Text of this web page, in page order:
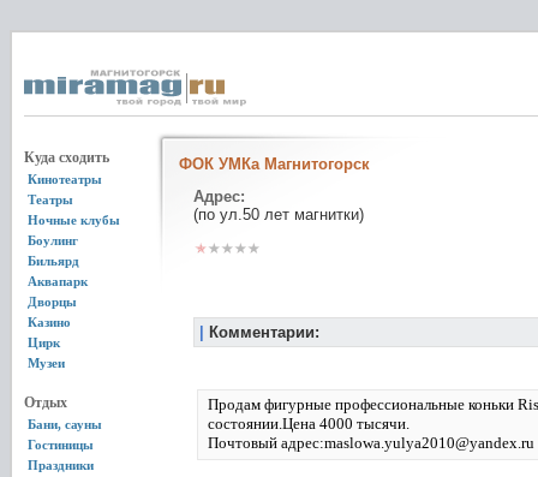
Куда сходить
Кинотеатры
Театры
Ночные клубы
Боулинг
Бильярд
Аквапарк
Дворцы
Казино
Цирк
Музеи
Отдых
Бани, сауны
Гостиницы
Праздники
ФОК УМКа Магнитогорск
Адрес:
(по ул.50 лет магнитки)
Комментарии:
Продам фигурные профессиональные коньки
состоянии.Цена 4000 тысячи.
Почтовый адрес:maslowa.yulya2010@yandex.ru